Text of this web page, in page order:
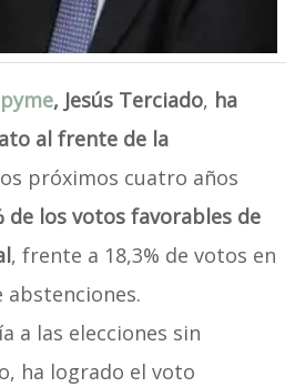
, Jesús Terciado, ha
al frente de la
próximos cuatro años
de los votos favorables de
, frente a 18,3% de votos en
abstenciones.
a las elecciones sin
ha logrado el voto